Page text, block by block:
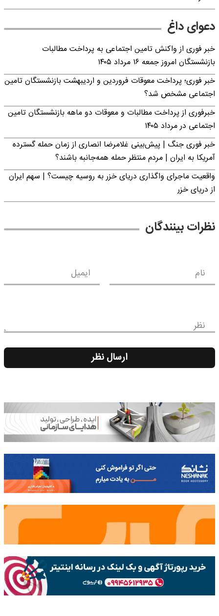
دعوای داغ
خبر فوری از واکنش تامین اجتماعی به پرداخت مطالبات
بازنشستگان امروز جمعه ۱۶ مرداد ۱۴۰۵
خبر فوری؛ پرداخت معوقات فروردین و اردیبهشت بازنشستگان تامین
اجتماعی مشخص شد؟
خبرفوری از پرداخت مطالبات و معوقات دو ماهه بازنشستگان تامین
اجتماعی در مرداد ۱۴۰۵
خبر فوری جنگ | پیش‌بینی غلامرضا انصاری از زمان حمله گسترده
آمریکا به ایران | مردم منتظر حمله همه‌جانبه باشند؟
واقعیت ماجرای واگذاری دریای خزر به روسیه چیست؟ | سهم ایران
از دریای خزر
نظرات بینندگان
نام ایمیل
نظر
ارسال نظر